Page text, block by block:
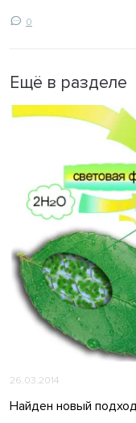
0
Ещё в разделе
26.03.2014
Найден новый